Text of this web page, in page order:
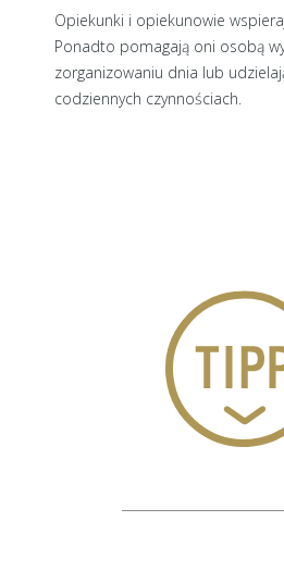
Opiekunki i opiekunowie
Ponadto pomagają oni osobą
zorganizowaniu dnia lub
codziennych czynnościach.